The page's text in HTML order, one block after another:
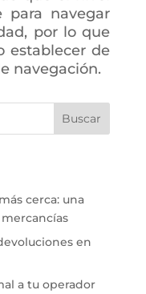
para navegar
por lo que
establecer de
navegación.
cerca: una
en
a tu operador